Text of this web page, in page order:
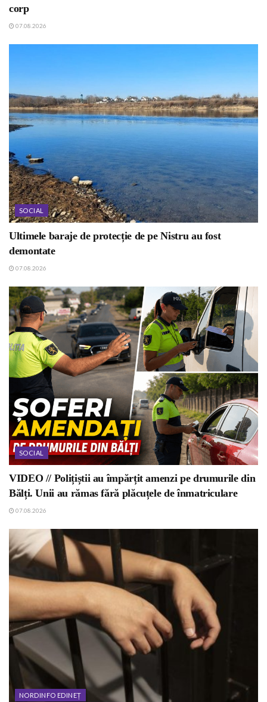
corp
07.08.2026
SOCIAL
Ultimele baraje de protecție de pe Nistru au fost
demontate
07.08.2026
SOCIAL
VIDEO // Polițiștii au împărțit amenzi pe drumurile din
Bălți. Unii au rămas fără plăcuțele de înmatriculare
07.08.2026
NORDINFO EDINEȚ